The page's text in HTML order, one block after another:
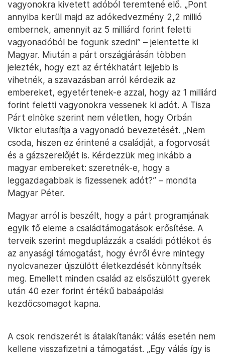
vagyonokra kivetett adóból teremtené elő. „Pont
annyiba kerül majd az adókedvezmény 2,2 millió
embernek, amennyit az 5 milliárd forint feletti
vagyonadóból be fogunk szedni” – jelentette ki
Magyar. Miután a párt országjárásán többen
jelezték, hogy ezt az értékhatárt lejjebb is
vihetnék, a szavazásban arról kérdezik az
embereket, egyetértenek-e azzal, hogy az 1 milliárd
forint feletti vagyonokra vessenek ki adót. A Tisza
Párt elnöke szerint nem véletlen, hogy Orbán
Viktor elutasítja a vagyonadó bevezetését. „Nem
csoda, hiszen ez érintené a családját, a fogorvosát
és a gázszerelőjét is. Kérdezzük meg inkább a
magyar embereket: szeretnék-e, hogy a
leggazdagabbak is fizessenek adót?” – mondta
Magyar Péter.
Magyar arról is beszélt, hogy a párt programjának
egyik fő eleme a családtámogatások erősítése. A
terveik szerint megduplázzák a családi pótlékot és
az anyasági támogatást, hogy évről évre mintegy
nyolcvanezer újszülött életkezdését könnyítsék
meg. Emellett minden család az elsőszülött gyerek
után 40 ezer forint értékű babaápolási
kezdőcsomagot kapna.
A csok rendszerét is átalakítanák: válás esetén nem
kellene visszafizetni a támogatást. „Egy válás így is